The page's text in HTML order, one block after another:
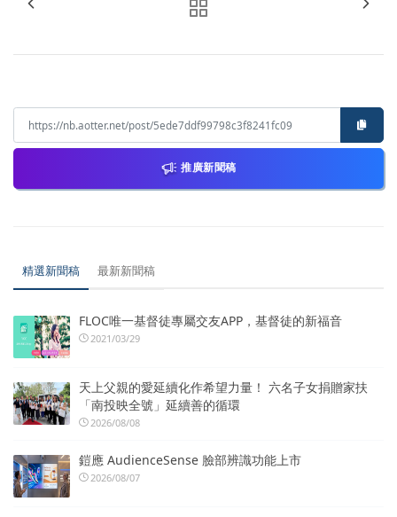
推廣新聞稿
精選新聞稿 最新新聞稿
FLOC唯一基督徒專屬交友APP，基督徒的新福音
2021/03/29
天上父親的愛延續化作希望力量！ 六名子女捐贈家扶
「南投映全號」延續善的循環
2026/08/08
鎧應 AudienceSense 臉部辨識功能上市
2026/08/07